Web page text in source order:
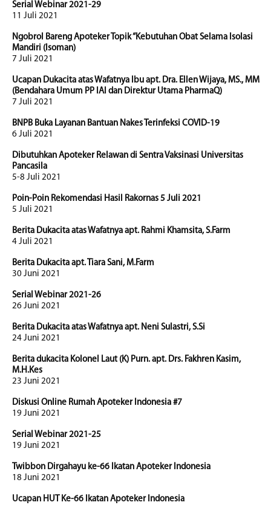
Serial Webinar 2021-29
11 Juli 2021
Ngobrol Bareng Apoteker Topik “Kebutuhan Obat Selama Isolasi
Mandiri (Isoman)
7 Juli 2021
Ucapan Dukacita atas Wafatnya Ibu apt. Dra. Ellen Wijaya, MS., MM
(Bendahara Umum PP IAI dan Direktur Utama PharmaQ)
7 Juli 2021
BNPB Buka Layanan Bantuan Nakes Terinfeksi COVID-19
6 Juli 2021
Dibutuhkan Apoteker Relawan di Sentra Vaksinasi Universitas
Pancasila
5-8 Juli 2021
Poin-Poin Rekomendasi Hasil Rakornas 5 Juli 2021
5 Juli 2021
Berita Dukacita atas Wafatnya apt. Rahmi Khamsita, S.Farm
4 Juli 2021
Berita Dukacita apt. Tiara Sani, M.Farm
30 Juni 2021
Serial Webinar 2021-26
26 Juni 2021
Berita Dukacita atas Wafatnya apt. Neni Sulastri, S.Si
24 Juni 2021
Berita dukacita Kolonel Laut (K) Purn. apt. Drs. Fakhren Kasim,
M.H.Kes
23 Juni 2021
Diskusi Online Rumah Apoteker Indonesia #7
19 Juni 2021
Serial Webinar 2021-25
19 Juni 2021
Twibbon Dirgahayu ke-66 Ikatan Apoteker Indonesia
18 Juni 2021
Ucapan HUT Ke-66 Ikatan Apoteker Indonesia